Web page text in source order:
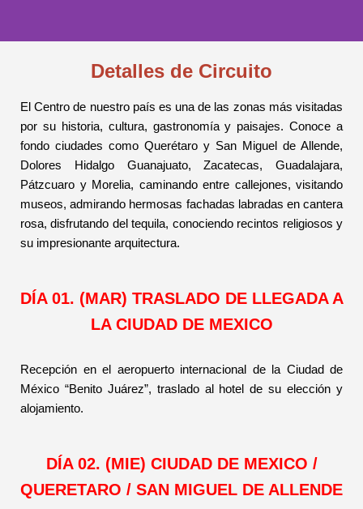
TESOROS
COLONIALES
10 DÍAS / 9
NOCHES
Detalles de Circuito
El Centro de nuestro país es una de las zonas más visitadas
por su historia, cultura, gastronomía y paisajes. Conoce a
fondo ciudades como Querétaro y San Miguel de Allende,
Dolores Hidalgo Guanajuato, Zacatecas, Guadalajara,
Pátzcuaro y Morelia, caminando entre callejones, visitando
museos, admirando hermosas fachadas labradas en cantera
rosa, disfrutando del tequila, conociendo recintos religiosos y
su impresionante arquitectura.
DÍA 01. (MAR) TRASLADO DE LLEGADA A
LA CIUDAD DE MEXICO
Recepción en el aeropuerto internacional de la Ciudad de
México “Benito Juárez”, traslado al hotel de su elección y
alojamiento.
DÍA 02. (MIE) CIUDAD DE MEXICO /
QUERETARO / SAN MIGUEL DE ALLENDE